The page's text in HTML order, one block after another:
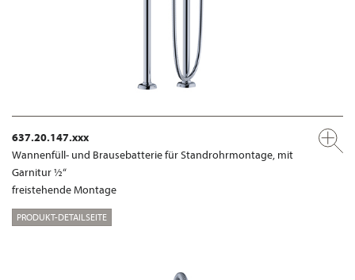
637.20.147.xxx
Wannenfüll- und Brausebatterie für Standrohrmontage, mit
Garnitur ½“
freistehende Montage
PRODUKT-DETAILSEITE